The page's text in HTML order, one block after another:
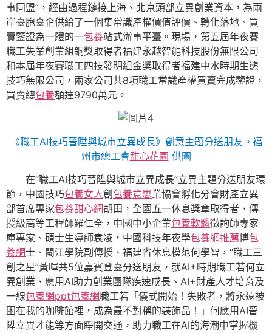
事同盟”，經由過程鏈接上海、北京頭部立異創業資本，為兩
岸臺胞臺企供給了一個集常識產權價值評價、轉化落地、買
賣鑒證為一體的一包養站式辦事平臺。現場，第五屆年夜賽
職工失業創業組銅獎取得者福建永越智能科技股份無限公司
和本屆年夜賽職工四技發明組金獎取得者福建中水時期生態
技巧無限公司，兩家公司共8項職工常識產權買賣完成鑒證，
買賣總包養額達9790萬元。
《職工AI技巧晉陞與城市立異成長》創意主題分送朋友。福
州市總工會甜心花園 供圖
在“職工AI技巧晉陞與城市立異成長”立異主題分送朋友環
節，中國技巧包養女人創 包養意思業協會孵化分會財產立異
部首席專家包養甜心網胡田，全國五一休息獎章取得者、傳
授級高等工程師羅仁全，中國中小企業包養軟體徵詢師專家
庫專家、碩士生導師袁凌，中國科技年夜學包養網推薦博包
養網士、閩江學院副傳授、福建省休息模范何學智，“職工三
創之星”黃暉共5位嘉賓登臺分送朋友，就AI+時期職工若何立
異創業、應用AI助力創業團隊疾速成長、AI+財產人才培育及
一線包養網ppt包養網職工若「儀式開始！失敗者，將永遠被
困在我的咖啡館裡，成為最不對稱的裝飾品！」何應用AI晉
陞立異才能等方面睜開交通，助力職工在AI的海潮中掌握機